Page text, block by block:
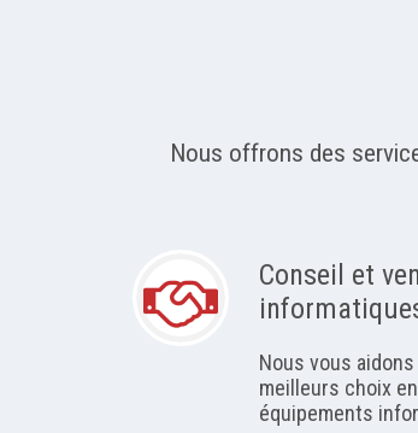
Nous offrons des
Conseil et
Nous vous
meilleurs choix
équipements